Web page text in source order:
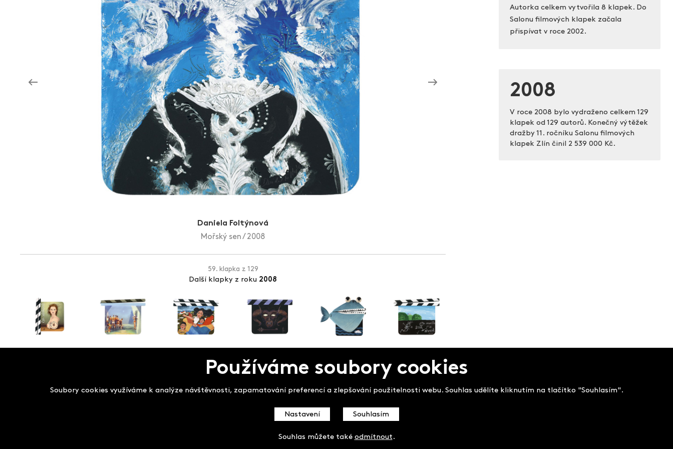
Aukce filmových klapek
Daniela Foltýnová
Mořský sen / 2008
59. klapka z 129
Další klapky z roku 2008
Autorka celkem vytvořila 8 klapek. Do
Salonu filmových klapek začala
přispívat v roce 2002.
2008
V roce 2008 bylo vydraženo celkem 129
klapek od 129 autorů. Konečný výtěžek
dražby 11. ročníku Salonu filmových
klapek Zlín činil 2 539 000 Kč.
Salon filmových klapekPoužíváme soubory cookies
Soubory cookies využíváme k analýze návštěvnosti, zapamatování preferencí a zlepšování použitelnosti webu. Souhlas udělíte kliknutím na tlačítko "Souhlasím".
Nastavení Souhlasím
Souhlas můžete také odmítnout .